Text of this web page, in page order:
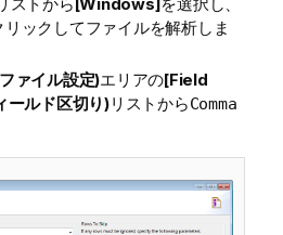
リックしてファイルを解析しま
ァイル設定)エリアの[Field
ルド区切り)リストからComma